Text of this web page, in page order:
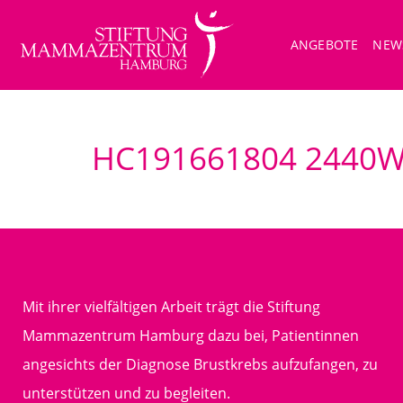
ANGEBOTE
HC191661804
Mit ihrer vielfältigen Arbeit trägt die Stiftung
Mammazentrum Hamburg dazu bei, Patientinnen
angesichts der Diagnose Brustkrebs aufzufangen, zu
unterstützen und zu begleiten.